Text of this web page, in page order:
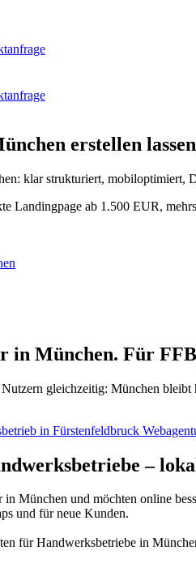
erstellen lassen
klar strukturiert, mobiloptimiert,
Landingpage ab 1.500 EUR,
in München. Für
gleichzeitig: München
in Fürstenfeldbruck
–
München und möchten online
und für neue Kunden.
für Handwerksbetriebe in